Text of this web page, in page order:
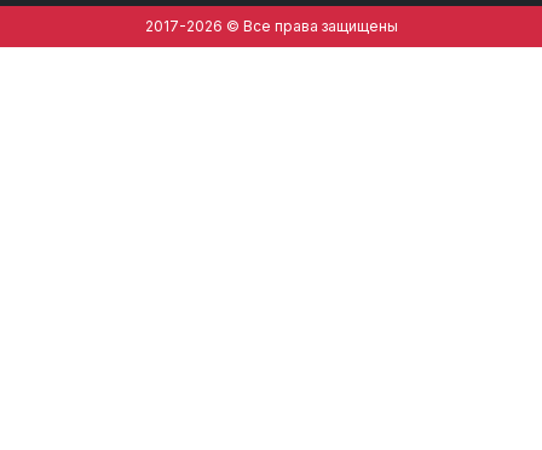
2017-2026 © Все права защищены